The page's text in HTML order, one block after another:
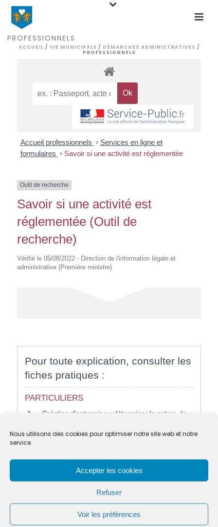
Nous utilisons des cookies pour optimiser notre site web et notre
service.
Accepter les cookies
Refuser
Voir les préférences
PROFESSIONNELS
ACCUEIL / VIE MUNICIPALE / DÉMARCHES ADMINISTRATIVES /
PROFESSIONNELS
Accueil professionnels > Services en ligne et
formulaires > Savoir si une activité est réglementée
Outil de recherche
Savoir si une activité est
réglementée (Outil de
recherche)
Vérifié le 05/08/2022 - Direction de l'information légale et
administrative (Première ministre)
Pour toute explication, consulter les
fiches pratiques :
PARTICULIERS
Création d'entreprise : déterminer la nature de
Créer une entreprise : vérifier si l'activité
Direction de l'information légale et administrative
comarquage developpé parbaseo.io